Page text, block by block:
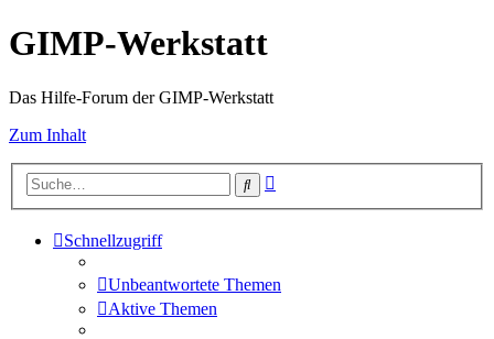
GIMP-Werkstatt
Das Hilfe-Forum der GIMP-Werkstatt
Zum Inhalt
Suche
Schnellzugriff
Unbeantwortete Themen
Aktive Themen